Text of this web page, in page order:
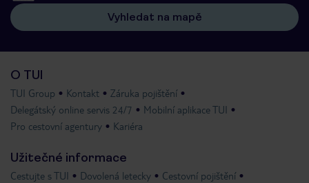
Vyhledat na mapě
O TUI
TUI Group Kontakt
Záruka pojištění
Delegátský online servis 24/7
Mobilní aplikace TUI
Pro cestovní agentury
Kariéra
Užitečné informace
Cestujte s TUI Dovolená letecky Cestovní pojištění